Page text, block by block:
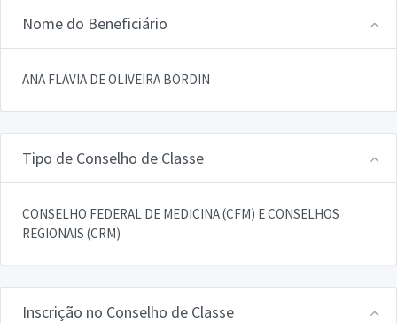
Nome do Beneficiário
ANA FLAVIA DE OLIVEIRA BORDIN
Tipo de Conselho de Classe
CONSELHO FEDERAL DE MEDICINA (CFM) E CONSELHOS
REGIONAIS (CRM)
Inscrição no Conselho de Classe